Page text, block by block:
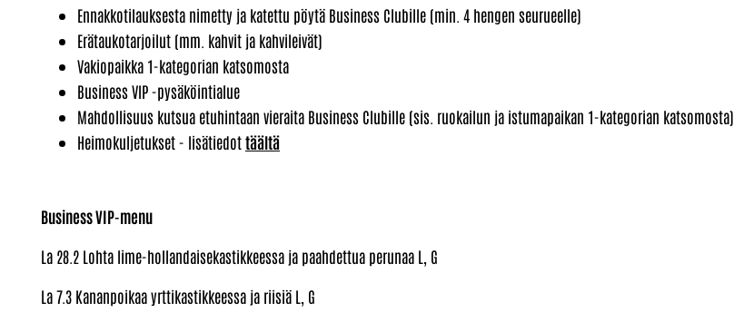
Ennakkotilauksesta nimetty ja katettu pöytä Business Clubille (min. 4 hengen seurueelle)
Erätaukotarjoilut (mm. kahvit ja kahvileivät)
Vakiopaikka 1-kategorian katsomosta
Business VIP -pysäköintialue
Mahdollisuus kutsua etuhintaan vieraita Business Clubille (sis. ruokailun ja istumapaikan 1-kategorian katsomosta)
Heimokuljetukset - lisätiedottäältä
Business VIP-menu
La 28.2 Lohta lime-hollandaisekastikkeessa ja paahdettua perunaa L, G
La 7.3 Kananpoikaa yrttikastikkeessa ja riisiä L, G